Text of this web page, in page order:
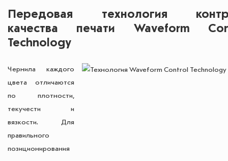
Передовая технология
качества печати Waveform
Technology
Чернила каждого
цвета отличаются
по плотности,
текучести и
вязкости. Для
правильного
позиционирования